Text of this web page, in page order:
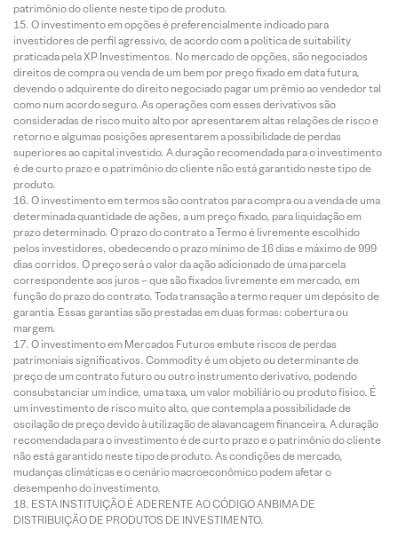
patrimônio do cliente neste tipo de produto.
O investimento em opções é preferencialmente indicado para
investidores de perfil agressivo, de acordo com a política de suitability
praticada pela XP Investimentos. No mercado de opções, são negociados
direitos de compra ou venda de um bem por preço fixado em data futura,
devendo o adquirente do direito negociado pagar um prêmio ao vendedor tal
como num acordo seguro. As operações com esses derivativos são
consideradas de risco muito alto por apresentarem altas relações de risco e
retorno e algumas posições apresentarem a possibilidade de perdas
superiores ao capital investido. A duração recomendada para o investimento
é de curto prazo e o patrimônio do cliente não está garantido neste tipo de
produto.
O investimento em termos são contratos para compra ou a venda de uma
determinada quantidade de ações, a um preço fixado, para liquidação em
prazo determinado. O prazo do contrato a Termo é livremente escolhido
pelos investidores, obedecendo o prazo mínimo de 16 dias e máximo de 999
dias corridos. O preço será o valor da ação adicionado de uma parcela
correspondente aos juros – que são fixados livremente em mercado, em
função do prazo do contrato. Toda transação a termo requer um depósito de
garantia. Essas garantias são prestadas em duas formas: cobertura ou
margem.
O investimento em Mercados Futuros embute riscos de perdas
patrimoniais significativos. Commodity é um objeto ou determinante de
preço de um contrato futuro ou outro instrumento derivativo, podendo
consubstanciar um índice, uma taxa, um valor mobiliário ou produto físico. É
um investimento de risco muito alto, que contempla a possibilidade de
oscilação de preço devido à utilização de alavancagem financeira. A duração
recomendada para o investimento é de curto prazo e o patrimônio do cliente
não está garantido neste tipo de produto. As condições de mercado,
mudanças climáticas e o cenário macroeconômico podem afetar o
desempenho do investimento.
ESTA INSTITUIÇÃO É ADERENTE AO CÓDIGO ANBIMA DE
DISTRIBUIÇÃO DE PRODUTOS DE INVESTIMENTO.